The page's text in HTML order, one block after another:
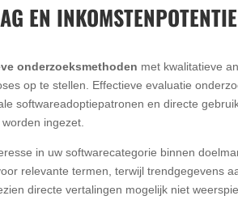
EN
onderzoeksmethoden met kwalitatieve
op te stellen. Effectieve evaluatie
softwareadoptiepatronen en directe
ingezet.
in uw softwarecategorie binnen
relevante termen, terwijl trendgegevens
directe vertalingen mogelijk niet